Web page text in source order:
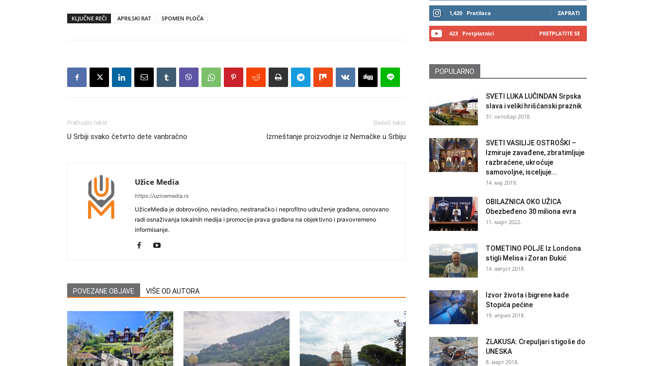
KLJUČNE REČI APRILSKI RAT SPOMEN PLOČA
Prethodni tekst
U Srbiji svako četvrto dete vanbračno
Sledeći tekst
Izmeštanje proizvodnje iz Nemačke u Srbiju
Užice Media
https://uzicemedia.rs
UžiceMedia je dobrovoljno, nevladino, nestranačko i neprofitno udruženje građana, osnovano
radi osnaživanja lokalnih medija i promocije prava građana na objektivno i pravovremeno
informisanje.
POVEZANE OBJAVE VIŠE OD AUTORA
1,420 Pratilaca ZAPRATI
423 Pretplatnici PRETPLATITE SE
POPULARNO
SVETI LUKA LUČINDAN Srpska
slava i veliki hrišćanski praznik
31. октобар 2018.
SVETI VASILIJE OSTROŠKI –
Izmiruje zavađene, zbratimljuje
razbraćene, ukroćuje
samovoljne, isceljuje...
14. мај 2019.
OBILAZNICA OKO UŽICA
Obezbeđeno 30 miliona evra
11. март 2022.
TOMETINO POLJE Iz Londona
stigli Melisa i Zoran Đukić
14. август 2018.
Izvor života i bigrene kade
Stopića pećine
19. април 2018.
ZLAKUSA: Crepuljari stigoše do
UNESKA
8. март 2018.